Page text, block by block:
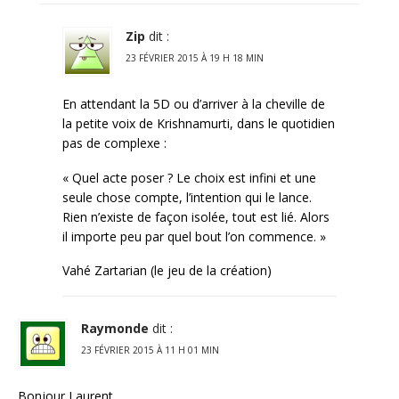
Zip dit :
23 FÉVRIER 2015 À 19 H 18 MIN
En attendant la 5D ou d’arriver à la cheville de
la petite voix de Krishnamurti, dans le quotidien
pas de complexe :
« Quel acte poser ? Le choix est infini et une
seule chose compte, l’intention qui le lance.
Rien n’existe de façon isolée, tout est lié. Alors
il importe peu par quel bout l’on commence. »
Vahé Zartarian (le jeu de la création)
Raymonde dit :
23 FÉVRIER 2015 À 11 H 01 MIN